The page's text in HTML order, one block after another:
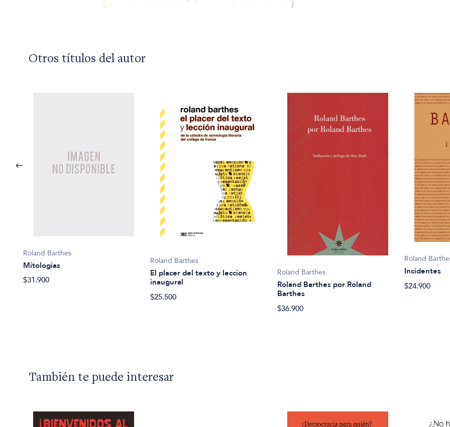
Otros títulos del autor
Roland Barthes
Mitologias
$31.900
Roland Barthes
El placer del texto y leccion
inaugural
$25.500
Roland Barthes
Roland Barthes por Roland
Barthes
$36.900
Roland
Incidentes
$24.900
También te puede interesar